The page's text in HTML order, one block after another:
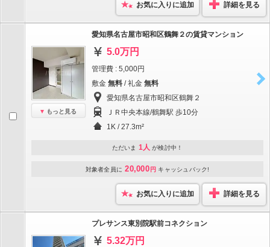
お気に入りに追加 詳細を見る
もっと見る
愛知県名古屋市昭和区鶴舞２の賃貸マンション
5.0万円
管理費 : 5,000円
敷金 無料 / 礼金 無料
愛知県名古屋市昭和区鶴舞２
ＪＲ中央本線/鶴舞駅 歩10分
1K / 27.3m²
ただいま 1人 が検討中！
対象者全員に 20,000 円 キャッシュバック!
お気に入りに追加 詳細を見る
プレサンス東別院駅前コネクション
5.32万円